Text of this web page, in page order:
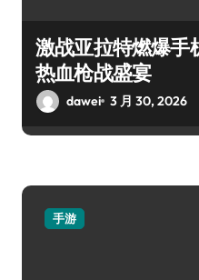
激战亚拉特燃爆手
热血枪战盛宴
dawei 3 月 30, 2026
手游